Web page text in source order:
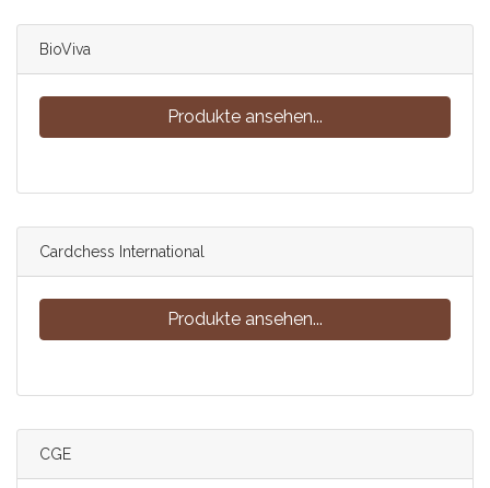
BioViva
Produkte ansehen...
Cardchess International
Produkte ansehen...
CGE